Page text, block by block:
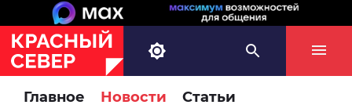
Главное Новости Статьи